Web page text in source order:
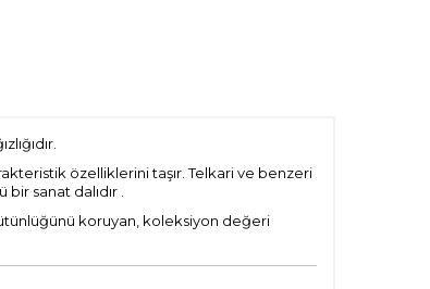
özelliklerini taşır. Telkari ve benzeri
sanat dalıdır
koruyan, koleksiyon değeri